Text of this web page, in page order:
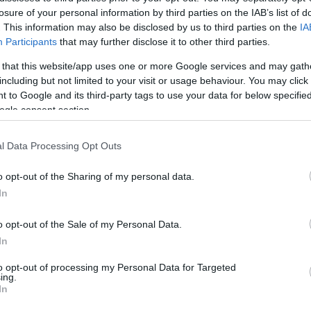
of your personal information by third parties on the IAB’s list of
This information may also be disclosed by us to third parties on the
Participants that may further disclose it to other third parties.
that this website/app uses one or more Google services and may
but not limited to your visit or usage behaviour. You may
to Google and its third-party tags to use your data for below
consent section.
Data Processing Opt Outs
opt-out of the Sharing of my personal data.
opt-out of the Sale of my Personal Data.
opt-out of processing my Personal Data for Targeted
UTCÁBAN, DE HAMAR ELHÁRÍTOTTÁK A BAJT – VIDEÓ ÉS
FOTÓK
2021. június 25|Eger ügye
Péntek délután kaptunk olvasónktól egy videót, amelyen
az látszik, hogy az egri Egészségház utca és a Klapka
György utca találkozásánál víz tör fel a föld alól. A
helyszínre kiérkező munka...
CENTI MAGASAN ÁLLT A VÍZ A LÉPCSŐHÁZAKBAN
Szombat reggelre csőtörés miatt víz öntötte el az egri
egy a helyszínen tartózk...
CSŐTÖRÉS MIATT NYOMÁSCSÖKKENÉS, IDŐSZAKOS
VÍZHIÁNY VÁRHATÓ EGER EGYES RÉSZEIN